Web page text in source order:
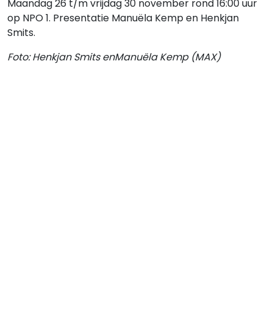
Maandag 26 t/m vrijdag 30 november rond 16:00 uur
op NPO 1. Presentatie Manuëla Kemp en Henkjan
Smits.
Foto: Henkjan Smits enManuëla Kemp (MAX)